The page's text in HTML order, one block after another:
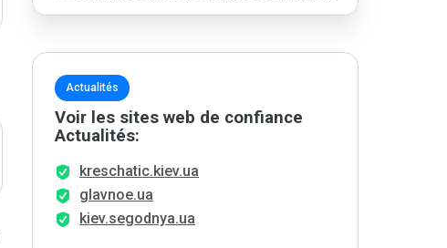
Actualités
Voir les sites web de confiance
Actualités:
kreschatic.kiev.ua
glavnoe.ua
kiev.segodnya.ua